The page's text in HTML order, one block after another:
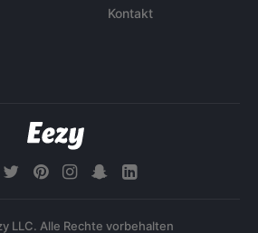
Kontakt
LLC. Alle Rechte vorbehalten